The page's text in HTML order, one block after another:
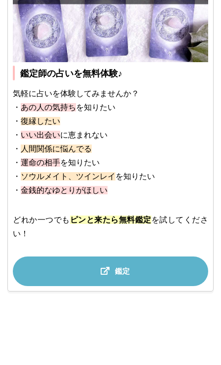
鑑定師の占いを無料体験♪
気軽に占いを体験してみませんか？
・ あの人の気持ち を知りたい
・ 復縁したい
・ いい出会いに恵まれない
・ 人間関係に悩んでる
・ 運命の相手を知りたい
・ ソウルメイト、ツインレイ を知りたい
・ 金銭的なゆとりがほしい
どれか一つでも ピンと来たら無料鑑定 を試してくださ
い！
鑑定